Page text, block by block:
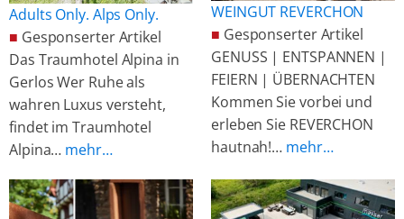
Adults Only. Alps Only.
■ Gesponserter Artikel
Das Traumhotel Alpina in
Gerlos Wer Ruhe als
wahren Luxus versteht,
findet im Traumhotel
Alpina… mehr…
WEINGUT REVERCHON
■ Gesponserter Artikel
GENUSS | ENTSPANNEN |
FEIERN | ÜBERNACHTEN
Kommen Sie vorbei und
erleben Sie REVERCHON
hautnah!… mehr…